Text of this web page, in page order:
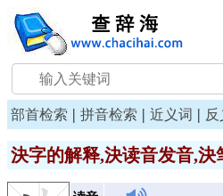
部首检索 | 拼音检索 | 近义词 | 反
決字的解释,決读音发音,決